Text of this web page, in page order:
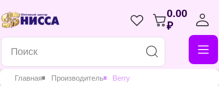
0.00
₽
Главная Производитель Berry